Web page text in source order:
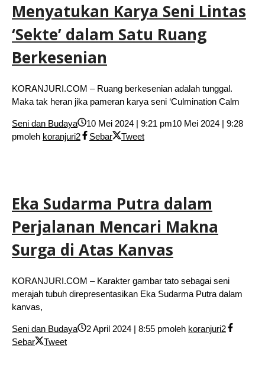
Menyatukan Karya Seni Lintas
‘Sekte’ dalam Satu Ruang
Berkesenian
KORANJURI.COM – Ruang berkesenian adalah tunggal.
Maka tak heran jika pameran karya seni ‘Culmination Calm
Seni dan Budaya 10 Mei 2024 | 9:21 pm10 Mei 2024 | 9:28
pmoleh koranjuri2 Sebar Tweet
Eka Sudarma Putra dalam
Perjalanan Mencari Makna
Surga di Atas Kanvas
KORANJURI.COM – Karakter gambar tato sebagai seni
merajah tubuh direpresentasikan Eka Sudarma Putra dalam
kanvas,
Seni dan Budaya 2 April 2024 | 8:55 pmoleh koranjuri2
Sebar
Tweet